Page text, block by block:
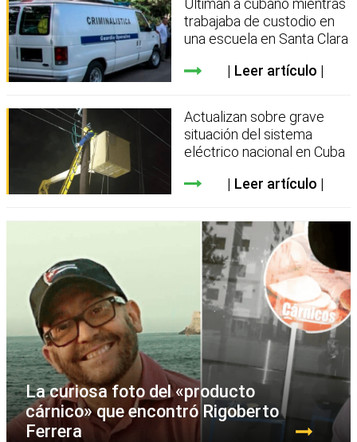
Ultiman a cubano mientras
trabajaba de custodio en
una escuela en Santa Clara
Leer artículo
Actualizan sobre grave
situación del sistema
eléctrico nacional en Cuba
Leer artículo
La curiosa foto del «producto
cárnico» que encontró Rigoberto
Ferrera